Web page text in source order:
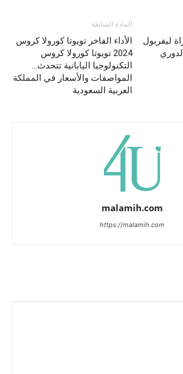
المادة السابقة
الأداء الفاخر تويوتا كورولا كروس
2024 تويوتا كورولا كروس
التكنولوجيا اليابانية تتحدث…
المواصفات والأسعار في المملكة
العربية السعودية
ليفربول
1 في الدوري
malamih.com
https://malamih.com